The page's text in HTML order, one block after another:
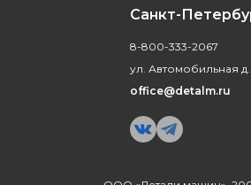
Санкт-
8-800-333-2067
ул. Автомобильная
office@detalm.ru